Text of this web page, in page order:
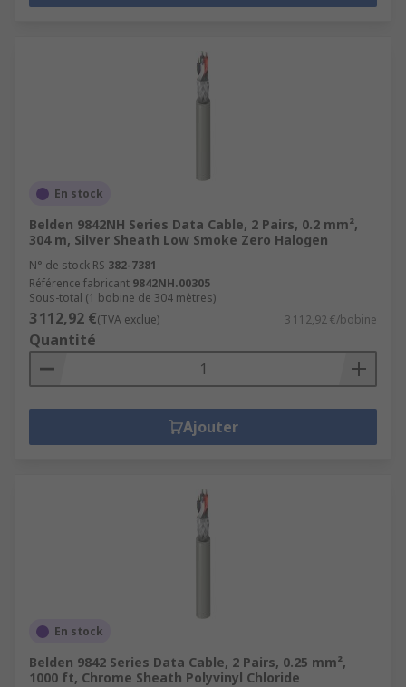
En stock
Belden 9842NH Series Data Cable, 2 Pairs, 0.2 mm²,
304 m, Silver Sheath Low Smoke Zero Halogen
N° de stock RS 382-7381
Référence fabricant 9842NH.00305
Sous-total (1 bobine de 304 mètres)
3 112,92 €(TVA exclue) 3 112,92 €/bobine
Quantité
Ajouter
En stock
Belden 9842 Series Data Cable, 2 Pairs, 0.25 mm²,
1000 ft, Chrome Sheath Polyvinyl Chloride